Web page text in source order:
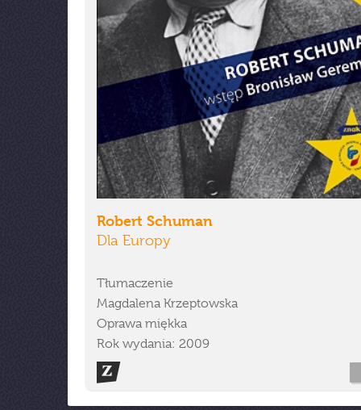
Robert Schuman
Dla Europy
Tłumaczenie
Magdalena Krzeptowska
Oprawa miękka
Rok wydania: 2009